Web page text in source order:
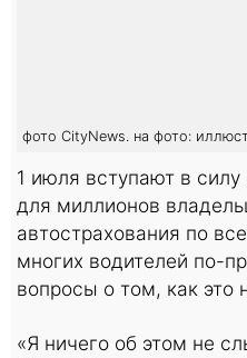
фото CityNews. на фото:
1 июля вступают в
для миллионов
автострахования по
многих водителей по-
вопросы о том, как это
«Я ничего об этом не